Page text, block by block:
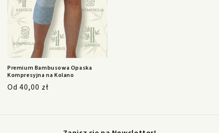
Premium Bambusowa Opaska
Kompresyjna na Kolano
Cena
Od 40,00 zł